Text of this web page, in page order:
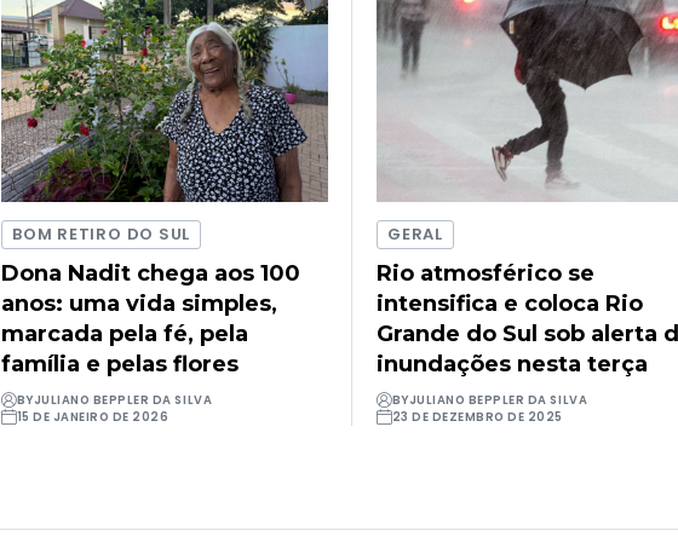
BOM RETIRO DO SUL
Dona Nadit chega aos 100
anos: uma vida simples,
marcada pela fé, pela
família e pelas flores
BYJULIANO BEPPLER DA SILVA
15 DE JANEIRO DE 2026
GERAL
Rio atmosférico se
intensifica e coloca Rio
Grande do Sul sob alerta
inundações nesta terça
BYJULIANO BEPPLER DA SILVA
23 DE DEZEMBRO DE 2025